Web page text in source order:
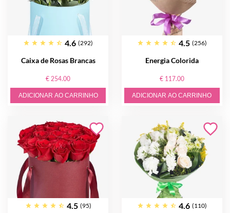
4.6 (292)
Caixa de Rosas Brancas
€ 254.00
ADICIONAR AO CARRINHO
4.5 (256)
Energia Colorida
€ 117.00
ADICIONAR AO CARRINHO
4.5 (95) 4.6 (110)